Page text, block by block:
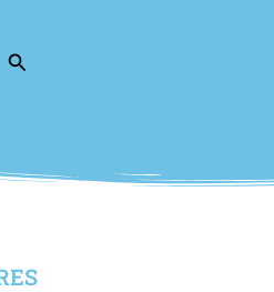
Rechercher